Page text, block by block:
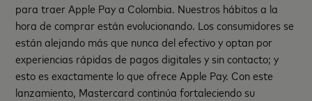
para traer Apple Pay a Colombia. Nuestros hábitos a la
hora de comprar están evolucionando. Los consumidores se
están alejando más que nunca del efectivo y optan por
experiencias rápidas de pagos digitales y sin contacto; y
esto es exactamente lo que ofrece Apple Pay. Con este
lanzamiento, Mastercard continúa fortaleciendo su